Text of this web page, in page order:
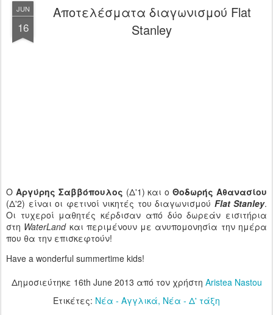
JUN
16
Αποτελέσματα διαγωνισμού Flat
Stanley
Ο Αργύρης Σαββόπουλος (Δ'1) και οΘοδωρής Αθανασίου
(Δ'2) είναι οι φετινοί νικητές του διαγωνισμού Flat Stanley.
Οι τυχεροί μαθητές κέρδισαν από δύο δωρεάν εισιτήρια
στη WaterLandκαι περιμένουν με ανυπομονησία την ημέρα
που θα την επισκεφτούν!
Have a wonderful summertime kids!
Δημοσιεύτηκε 16th June 2013 από τον χρήστη Aristea Nastou
Ετικέτες: Νέα - Αγγλικά Νέα - Δ' τάξη